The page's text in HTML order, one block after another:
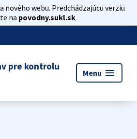
webu. Predchádzajúcu verziu
na povodny.sukl.sk
pre kontrolu
Menu menu